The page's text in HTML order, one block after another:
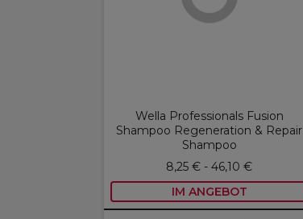
Wella Professionals Fusion
Shampoo Regeneration & Repair
Shampoo
8,25 € - 46,10 €
IM ANGEBOT